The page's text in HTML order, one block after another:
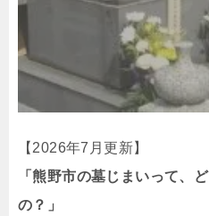
【2026年7月更新】
「熊野市の墓じまいって、
の？」